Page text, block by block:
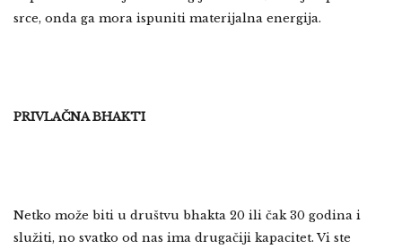
srce, onda ga mora ispuniti materijalna energija.
PRIVLAČNA BHAKTI
Netko može biti u društvu bhakta 20 ili čak 30 godina i
služiti, no svatko od nas ima drugačiji kapacitet. Vi ste